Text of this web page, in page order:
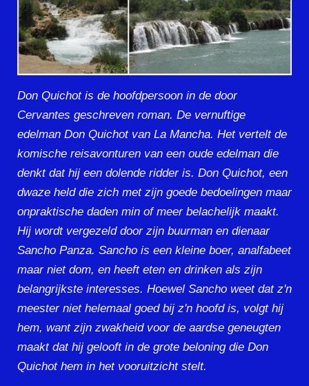
Don Quichot is de hoofdpersoon in de door
Cervantes geschreven roman. De vernuftige
edelman Don Quichot van La Mancha. Het vertelt de
komische reisavonturen van een oude edelman die
denkt dat hij een dolende ridder is. Don Quichot, een
dwaze held die zich met zijn goede bedoelingen maar
onpraktische daden min of meer belachelijk maakt.
Hij wordt vergezeld door zijn buurman en dienaar
Sancho Panza. Sancho is een kleine boer, analfabeet
maar niet dom, en heeft eten en drinken als zijn
belangrijkste interesses. Hoewel Sancho weet dat z'n
meester niet helemaal goed bij z'n hoofd is, volgt hij
hem, want zijn zwakheid voor de aardse geneugten
maakt dat hij gelooft in de grote beloning die Don
Quichot hem in het vooruitzicht stelt.